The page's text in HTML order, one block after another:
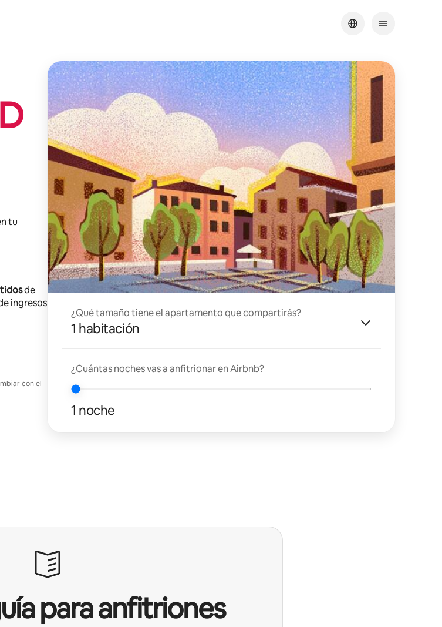
tu
de
ingresos
con el
¿Qué tamaño tiene el apartamento que compartirás?
1 habitación
¿Cuántas noches vas a anfitrionar en Airbnb?
1 noche
para anfitriones